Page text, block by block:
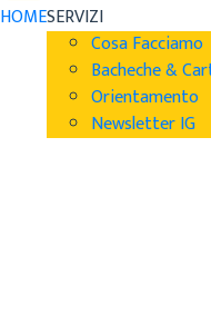
HOMESERVIZI
Cosa Facciamo
Bacheche &
Orientamento
Newsletter IG